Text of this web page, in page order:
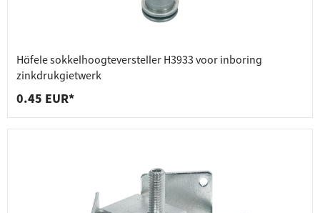
Häfele sokkelhoogteversteller H3933 voor inboring
zinkdrukgietwerk
0.45 EUR*